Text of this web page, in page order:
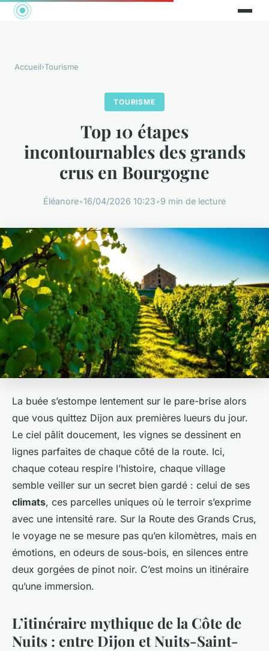
Accueil›Tourisme
TOURISME
Top 10 étapes
incontournables des grands
crus en Bourgogne
Éléanore•16/04/2026 10:23•9 min de lecture
La buée s’estompe lentement sur le pare-brise alors
que vous quittez Dijon aux premières lueurs du jour.
Le ciel pâlit doucement, les vignes se dessinent en
lignes parfaites de chaque côté de la route. Ici,
chaque coteau respire l’histoire, chaque village
semble veiller sur un secret bien gardé : celui de ses
climats, ces parcelles uniques où le terroir s’exprime
avec une intensité rare. Sur la Route des Grands Crus,
le voyage ne se mesure pas qu’en kilomètres, mais en
émotions, en odeurs de sous-bois, en silences entre
deux gorgées de pinot noir. C’est moins un itinéraire
qu’une immersion.
L’itinéraire mythique de la Côte de
Nuits : entre Dijon et Nuits-Saint-